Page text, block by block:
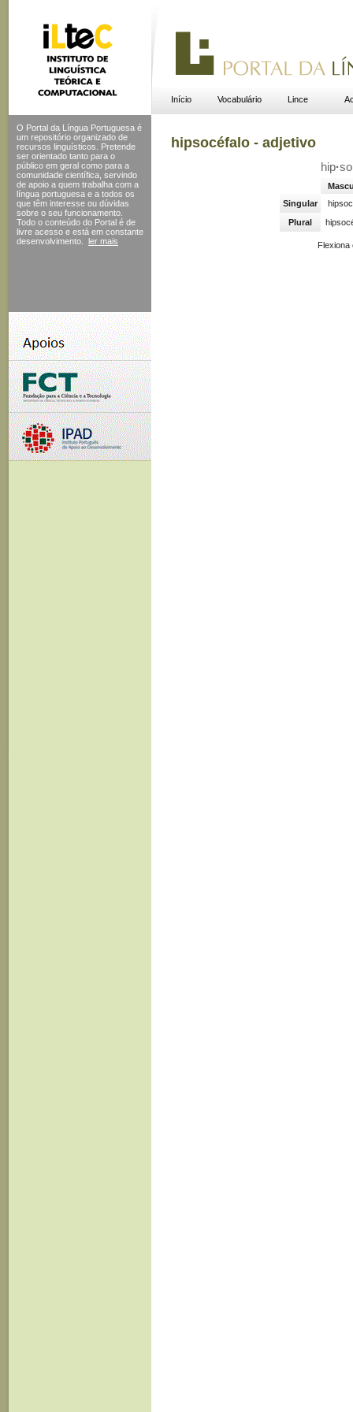
Início Vocabulário Lince
O Portal da Língua Portuguesa é
um repositório organizado de
recursos linguísticos. Pretende
ser orientado tanto para o
público em geral como para a
comunidade científica, servindo
de apoio a quem trabalha com a
língua portuguesa e a todos os
que têm interesse ou dúvidas
sobre o seu funcionamento.
Todo o conteúdo do Portal é de
livre acesso e está em constante
desenvolvimento.
ler mais
hipsocéfalo - adjetivo
hip·so
Singular
Plural